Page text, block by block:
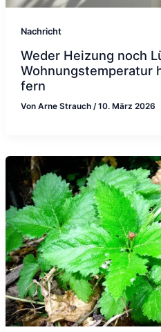
Nachricht
Weder Heizung noch
Wohnungstemperatur
fern
Von Arne Strauch /10. März 2026